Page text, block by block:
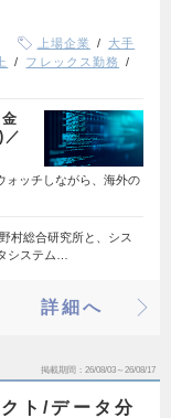
上場企業
大手
フレックス勤務
ォッチしながら、海外の
村総合研究所と、シス
システム…
詳細へ
掲載期間 26/08/03～26/08/17
ト/データ分